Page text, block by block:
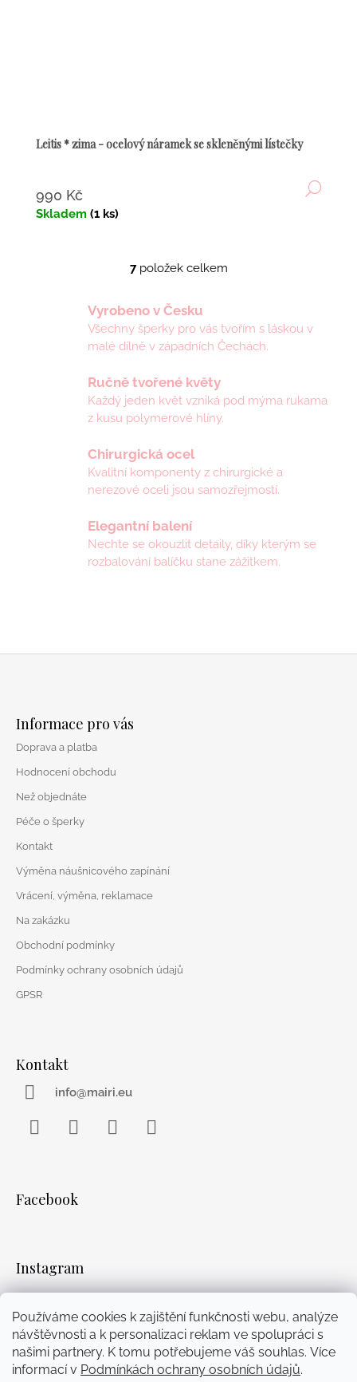
Používáme cookies k zajištění funkčnosti webu, analýze
návštěvnosti a k personalizaci reklam ve spolupráci s
našimi partnery. K tomu potřebujeme váš souhlas. Více
informací v Podmínkách ochrany osobních údajů.
Leitis * zima - ocelový náramek se skleněnými lístečky
990 Kč
Skladem (1 ks)
O
l
á
d
a
í
p
r
v
y
v
ý
s
u
7položek celkem
Vyrobeno v Česku
Všechny šperky pro vás tvořím s láskou v
malé dílně v západních Čechách.
Ručně tvořené květy
Každý jeden květ vzniká pod mýma rukama
z kusu polymerové hlíny.
Chirurgická ocel
Kvalitní komponenty z chirurgické a
nerezové oceli jsou samozřejmostí.
Elegantní balení
Nechte se okouzlit detaily, díky kterým se
rozbalování balíčku stane zážitkem.
Informace pro vás
Doprava a platba
Hodnocení obchodu
Než objednáte
Péče o šperky
Kontakt
Výměna náušnicového zapínání
Vrácení, výměna, reklamace
Na zakázku
Obchodní podmínky
Podmínky ochrany osobních údajů
GPSR
Kontakt
info@mairi.eu
Facebook
Instagram
Přijímáme online platby